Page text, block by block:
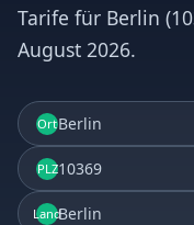
Tarife für Berlin
August 2026.
OrtBerlin
PLZ10369
LandBerlin